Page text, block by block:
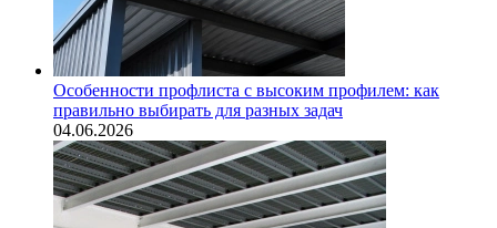
Особенности профлиста с высоким профилем: как
правильно выбирать для разных задач
04.06.2026